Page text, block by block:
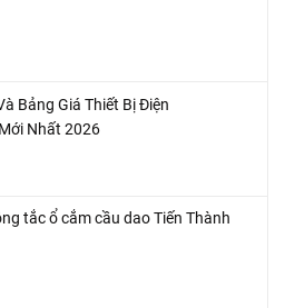
Bảng Giá Thiết Bị Điện
Nhất 2026
tắc ổ cắm cầu dao Tiến Thành